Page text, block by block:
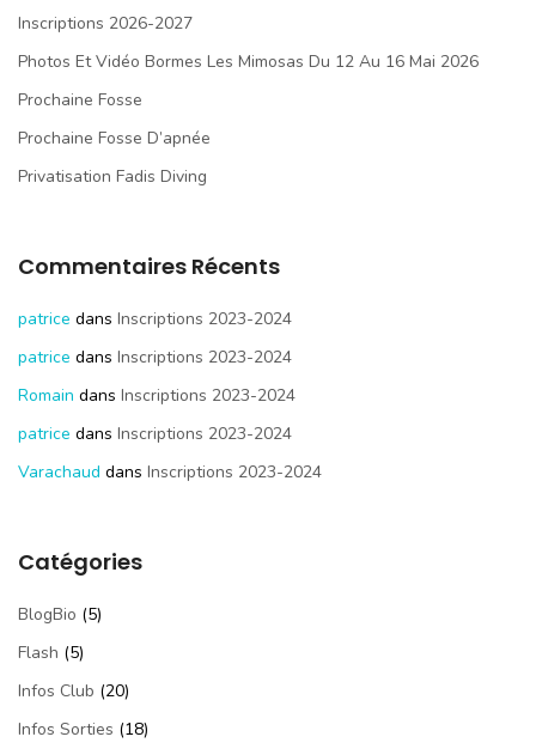
Inscriptions 2026-2027
Photos Et Vidéo Bormes Les Mimosas Du 12 Au 16 Mai 2026
Prochaine Fosse
Prochaine Fosse D’apnée
Privatisation Fadis Diving
Commentaires Récents
patrice dans Inscriptions 2023-2024
patrice dans Inscriptions 2023-2024
Romain dans Inscriptions 2023-2024
patrice dans Inscriptions 2023-2024
Varachaud dans Inscriptions 2023-2024
Catégories
BlogBio (5)
Flash (5)
Infos Club (20)
Infos Sorties (18)